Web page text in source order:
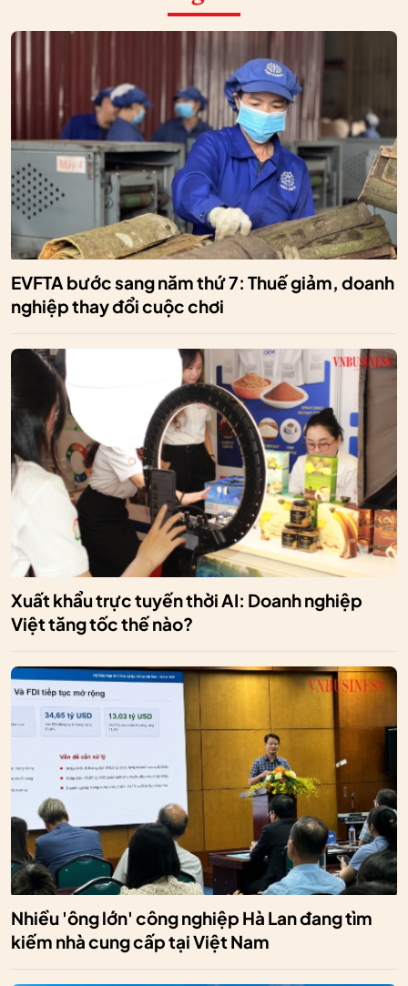
EVFTA bước sang năm thứ 7: Thuế giảm, doanh
nghiệp thay đổi cuộc chơi
Xuất khẩu trực tuyến thời AI: Doanh nghiệp
Việt tăng tốc thế nào?
Nhiều 'ông lớn' công nghiệp Hà Lan đang tìm
kiếm nhà cung cấp tại Việt Nam